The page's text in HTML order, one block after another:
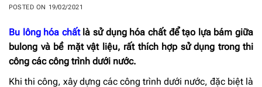
POSTED ON 19/02/2021
Bu lông hóa chất là sử dụng hóa chất để tạo lựa bám giữa
bulong và bề mặt vật liệu, rất thích hợp sử dụng trong thi
công các công trình dưới nước.
Khi thi công, xây dựng các công trình dưới nước, đặc biệt là